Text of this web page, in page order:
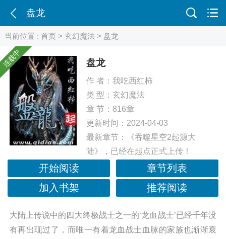
盘龙
当前位置 :首页 >玄幻魔法 > 盘龙
连载中 盘龙
作 者： 我吃西红柿
类 型： 玄幻魔法
章 节：816章
更新时间：2024-04-03
最新章节：
《吞噬星空2起源大
陆》，已经在起点正式上传！
开始阅读
章节列表
加入书架
推荐阅读
大陆上传说中的四大终极战士之一的‘龙血战士’已经千年没
有再出现过了，而唯一有着龙血战士血脉的家族也渐渐衰